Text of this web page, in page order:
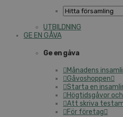
UTBILDNING
GE EN GÅVA
Ge en gåva
Månadens
Gåvoshoppen
Starta en
Högtidsgåvor
Att skriva
För företag